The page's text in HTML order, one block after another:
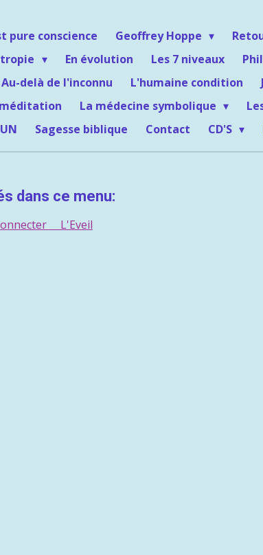
pure conscience Geoffrey Hoppe
En évolution Les 7 niveaux
Au-delà de l'inconnu L'humaine condition
méditation La médecine symbolique
Sagesse biblique Contact CD'S
dans ce menu:
L'Eveil